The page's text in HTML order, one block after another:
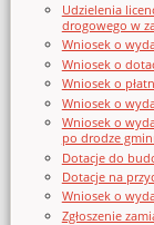
Udzielenia
drogowego w
Wniosek o
Wniosek o
Wniosek o
Wniosek o
Wniosek o
po drodze
Dotacje do
Dotacje na
Wniosek o
Zgłoszenie